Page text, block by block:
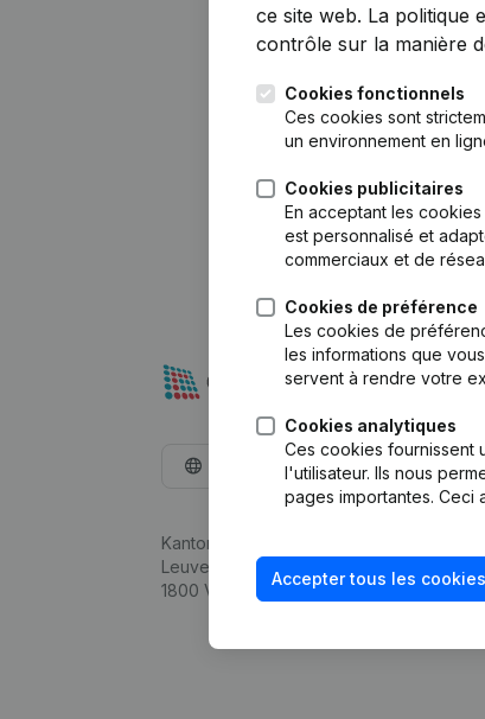
ce site web. La politique
contrôle sur la manière
Cookies fonctionnels
Ces cookies sont
un environnement en
Cookies publicitaires
En acceptant les
est personnalisé et
commerciaux et de
Cookies de préférence
Les cookies de
les informations que
servent à rendre votre
Cookies analytiques
Ces cookies fournissent
l'utilisateur. Ils nous
pages importantes. Ceci
Accepter tous les cookies
Français
Kantorenpark Everest
Leuvensesteenweg 248D,
1800 Vilvoorde